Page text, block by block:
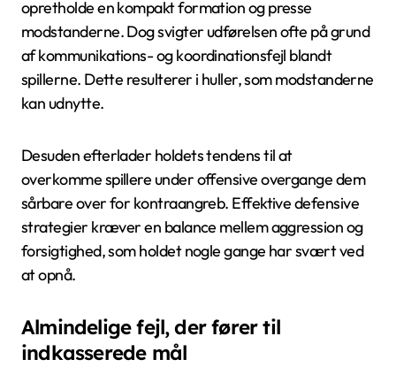
opretholde en kompakt formation og presse
modstanderne. Dog svigter udførelsen ofte på grund
af kommunikations- og koordinationsfejl blandt
spillerne. Dette resulterer i huller, som modstanderne
kan udnytte.
Desuden efterlader holdets tendens til at
overkomme spillere under offensive overgange dem
sårbare over for kontraangreb. Effektive defensive
strategier kræver en balance mellem aggression og
forsigtighed, som holdet nogle gange har svært ved
at opnå.
Almindelige fejl, der fører til
indkasserede mål